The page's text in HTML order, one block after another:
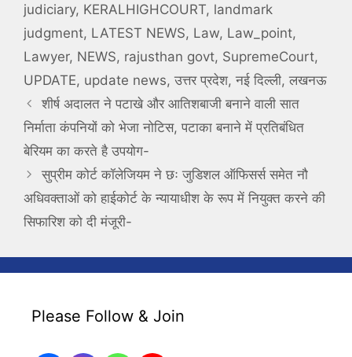
judiciary, KERALHIGHCOURT, landmark
judgment, LATEST NEWS, Law, Law_point,
Lawyer, NEWS, rajusthan govt, SupremeCourt,
UPDATE, update news, उत्तर प्रदेश, नई दिल्ली, लखनऊ
शीर्ष अदालत ने पटाखे और आतिशबाजी बनाने वाली सात
निर्माता कंपनियों को भेजा नोटिस, पटाका बनाने में प्रतिबंधित
बेरियम का करते है उपयोग-
सुप्रीम कोर्ट कॉलेजियम ने छः जुडिशल ऑफिसर्स समेत नौ
अधिवक्ताओं को हाईकोर्ट के न्यायाधीश के रूप में नियुक्त करने की
सिफारिश को दी मंजूरी-
Please Follow & Join